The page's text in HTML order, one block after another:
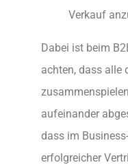
Verkauf
Dabei ist beim
achten, dass alle
aufeinander
dass im
erfolgreicher